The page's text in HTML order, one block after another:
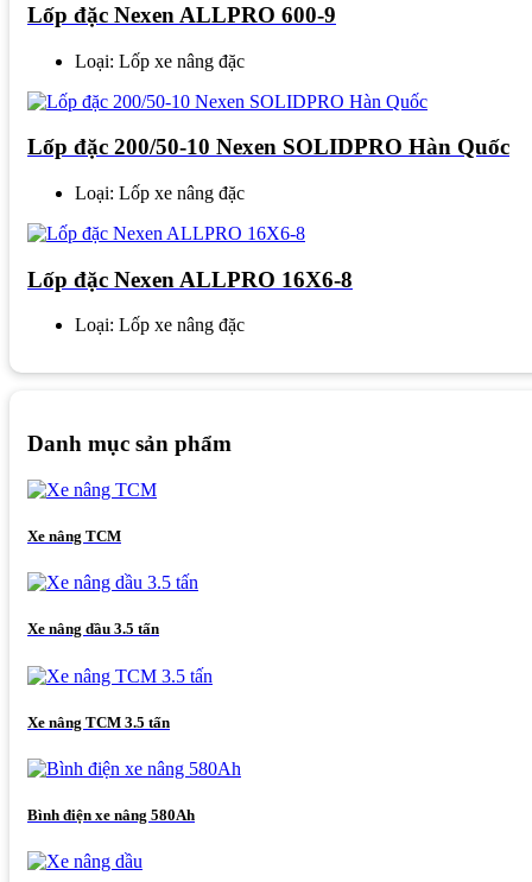
Lốp đặc Nexen ALLPRO 600-9
Loại: Lốp xe nâng đặc
Lốp đặc 200/50-10 Nexen SOLIDPRO Hàn Quốc
Loại: Lốp xe nâng đặc
Lốp đặc Nexen ALLPRO 16X6-8
Loại: Lốp xe nâng đặc
Danh mục sản phẩm
Xe nâng TCM
Xe nâng dầu 3.5 tấn
Xe nâng TCM 3.5 tấn
Bình điện xe nâng 580Ah